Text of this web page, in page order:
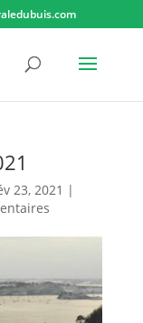
23, 2021 |